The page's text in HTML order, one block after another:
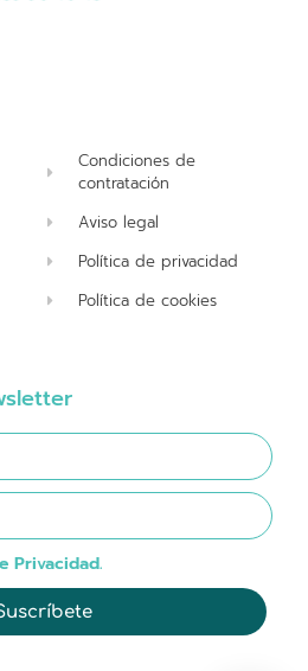
Condiciones de
contratación
Aviso legal
Política de privacidad
Política de cookies
Privacidad.